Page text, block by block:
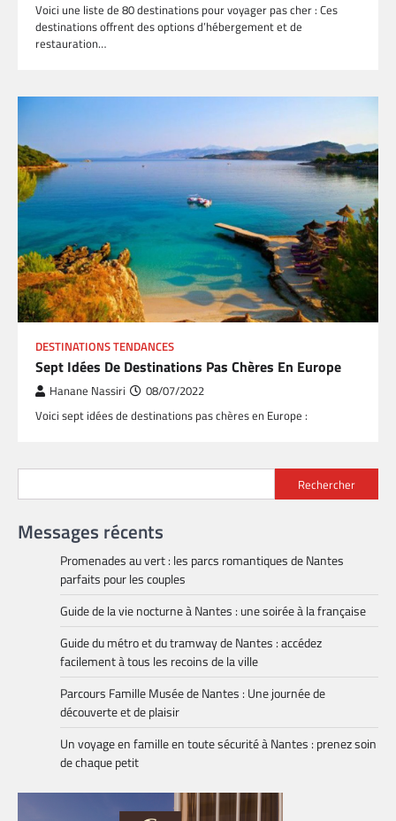
Voici une liste de 80 destinations pour voyager pas cher : Ces
destinations offrent des options d’hébergement et de
restauration…
DESTINATIONS TENDANCES
Sept Idées De Destinations Pas Chères En Europe
Hanane Nassiri 08/07/2022
Voici sept idées de destinations pas chères en Europe :
Rechercher
Messages récents
Promenades au vert : les parcs romantiques de Nantes
parfaits pour les couples
Guide de la vie nocturne à Nantes : une soirée à la française
Guide du métro et du tramway de Nantes : accédez
facilement à tous les recoins de la ville
Parcours Famille Musée de Nantes : Une journée de
découverte et de plaisir
Un voyage en famille en toute sécurité à Nantes : prenez soin
de chaque petit